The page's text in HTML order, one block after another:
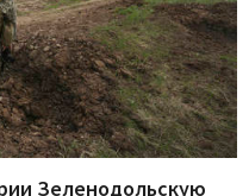
Зеленодольскую